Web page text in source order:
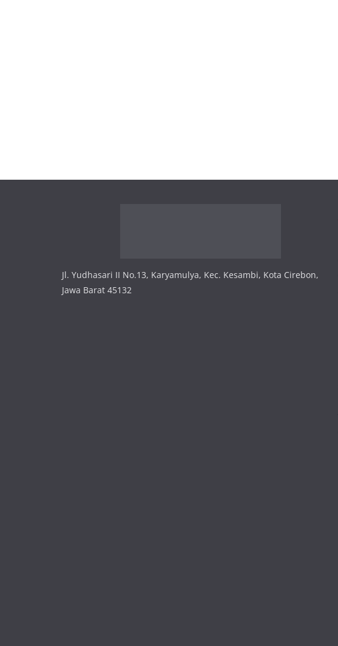
Jl. Yudhasari II No.13, Karyamulya, Kec. Kesambi, Kota Cirebon,
Jawa Barat 45132